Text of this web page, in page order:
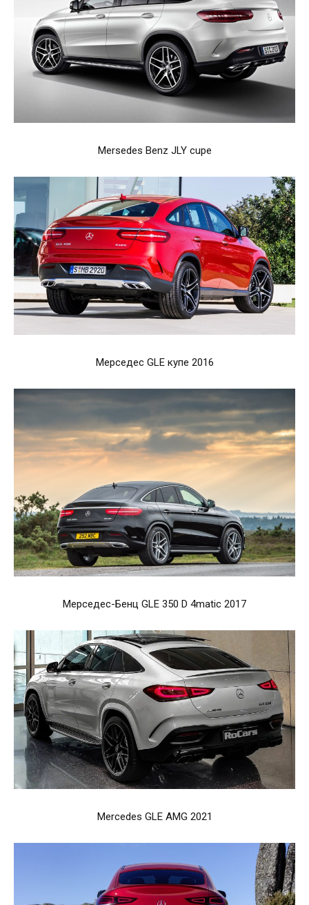
Mersedes Benz JLY cupe
Мерседес GLE купе 2016
Мерседес-Бенц GLE 350 D 4matic 2017
Mercedes GLE AMG 2021